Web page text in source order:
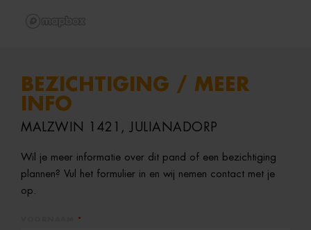
BEZICHTIGING / MEER
INFO
MALZWIN 1421, JULIANADORP
Wil je meer informatie over dit pand of een bezichtiging
plannen? Vul het formulier in en wij nemen contact met je
op.